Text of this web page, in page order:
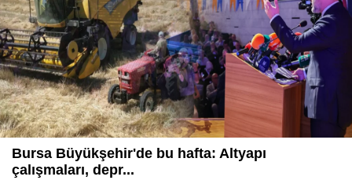
Bursa Büyükşehir'de bu hafta: Altyapı
çalışmaları, depr...